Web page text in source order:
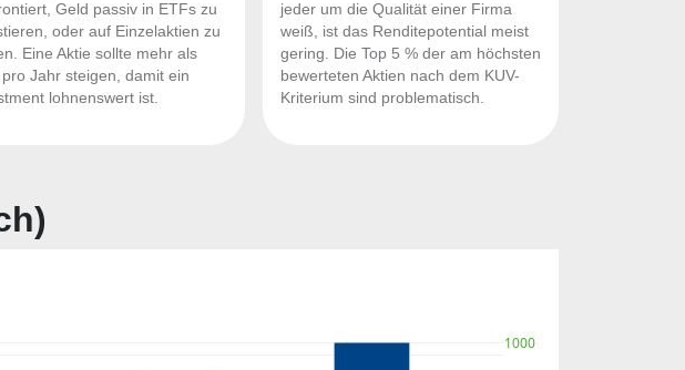
Geld passiv in ETFs zu
oder auf Einzelaktien zu
Eine Aktie sollte mehr als
pro Jahr steigen, damit ein
lohnenswert ist.
jeder um die Qualität einer Firma
weiß, ist das Renditepotential meist
gering. Die Top 5 % der am höchsten
bewerteten Aktien nach dem KUV-
Kriterium sind problematisch.
1000